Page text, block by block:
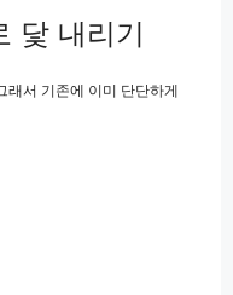
닻 내리기
래서 기존에 이미 단단하게